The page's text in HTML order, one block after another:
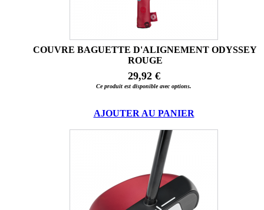
COUVRE BAGUETTE D'ALIGNEMENT ODYSSEY
ROUGE
29,92 €
Ce produit est disponible avec options.
AJOUTER AU PANIER